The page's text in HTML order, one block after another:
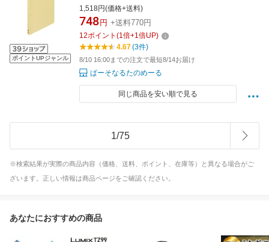
ポイントUPジャンル
43N 1冊
1,518円(価格+送料)
748 円 +送料770円
12ポイント (1倍+1倍UP)
4.67(3件)
8/10 16:00までの注文で最短8/14お届け
ぱーそなるたのめーる
同じ商品を安い順で見る
1/75
※検索結果が実際の商品内容（価格、送料、ポイント、在庫等）と異なる場合がご
ざいます。正しい情報は商品ページをご確認ください。
あなたにおすすめの商品